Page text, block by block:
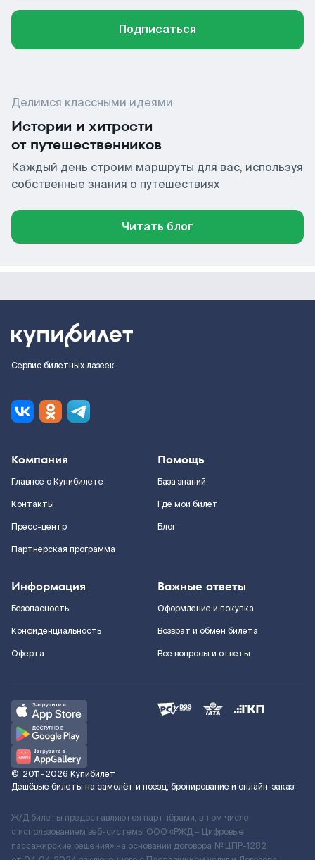
Подписаться
Делимся классными идеями
Истории и хитрости
от путешественников
Каждый день строим маршруты для вас, используя
собственные знания о путешествиях
Читать блог
Сервис билетных лазеек
Компания
Главное о Купибилете
Контакты
Пресс-центр
Партнерская программа
Помощь
База знаний
Где мой билет
Блог
Информация
Безопасность
Конфиденциальность
Оферта
Важные ответы
Оформление и покупка
Возврат и обмен билета
Все вопросы и ответы
© 2011–2026 Купибилет
Дешёвые билеты на самолёт и поезд, бронирование и онлайн-заказ
Ж/Д билеты предоставляются партнёрами, в том числе
с использованием веб-системы ООО «РЖД – Цифровые
пассажирские решения» на основании договора № ЦПР-1282